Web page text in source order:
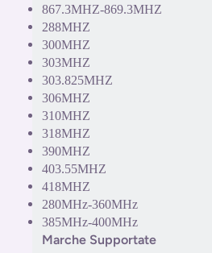
867.3MHZ-869.3MHZ
288MHZ
300MHZ
303MHZ
303.825MHZ
306MHZ
310MHZ
318MHZ
390MHZ
403.55MHZ
418MHZ
280MHz-360MHz
385MHz-400MHz
Marche Supportate